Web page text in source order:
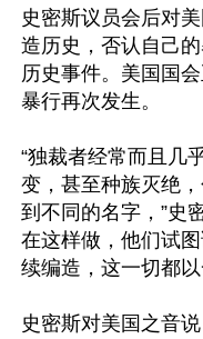
史密斯议员会后对
造历史，否认自己
历史事件。美国国
暴行再次发生。
“独裁者经常而且几
变，甚至种族灭绝
到不同的名字，”史
在这样做，他们试
续编造，这一切都
史密斯对美国之音